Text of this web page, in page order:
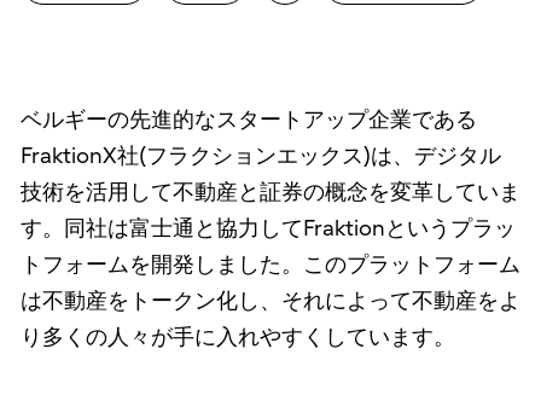
ベルギーの先進的なスタートアップ企業である
FraktionX社(フラクションエックス)は、デジタル
技術を活用して不動産と証券の概念を変革していま
す。同社は富士通と協力してFraktionというプラッ
トフォームを開発しました。このプラットフォーム
は不動産をトークン化し、それによって不動産をよ
り多くの人々が手に入れやすくしています。